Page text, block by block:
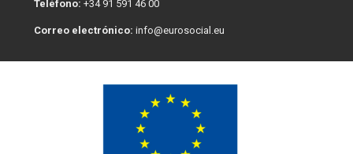
Teléfono: +34 91 591 46 00
Correo electrónico: info@eurosocial.eu